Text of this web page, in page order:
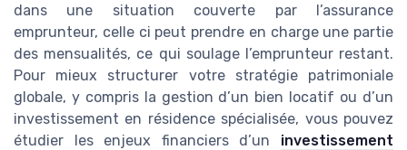
dans une situation couverte par l’assurance
emprunteur, celle ci peut prendre en charge une partie
des mensualités, ce qui soulage l’emprunteur restant.
Pour mieux structurer votre stratégie patrimoniale
globale, y compris la gestion d’un bien locatif ou d’un
investissement en résidence spécialisée, vous pouvez
étudier les enjeux financiers d’un investissement